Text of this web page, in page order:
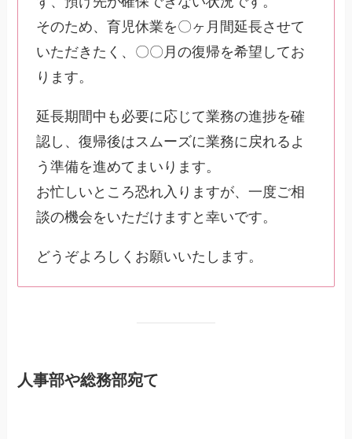
そのため、育児休業を〇ヶ月間延長させて
いただきたく、〇〇月の復帰を希望してお
ります。
延長期間中も必要に応じて業務の進捗を確
認し、復帰後はスムーズに業務に戻れるよ
う準備を進めてまいります。
お忙しいところ恐れ入りますが、一度ご相
談の機会をいただけますと幸いです。
どうぞよろしくお願いいたします。
人事部や総務部宛て